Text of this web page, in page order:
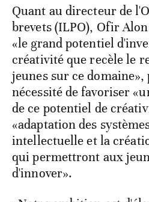
Quant au directeur de
brevets (ILPO), Ofir
«le grand potentiel
créativité que recèle le
jeunes sur ce
nécessité de favoriser
de ce potentiel de
«adaptation des
intellectuelle et la
qui permettront aux
d'innover».